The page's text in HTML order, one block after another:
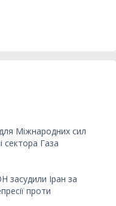
Міжнародних сил
сектора Газа
засудили Іран за
проти